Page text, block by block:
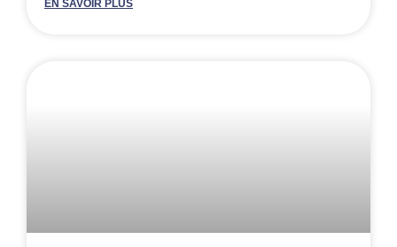
EN SAVOIR PLUS